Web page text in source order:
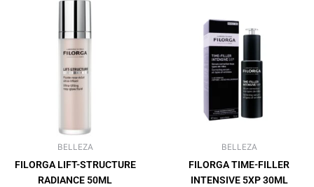
BELLEZA
FILORGA LIFT-STRUCTURE
RADIANCE 50ML
BELLEZA
FILORGA TIME-FILLER
INTENSIVE 5XP 30ML